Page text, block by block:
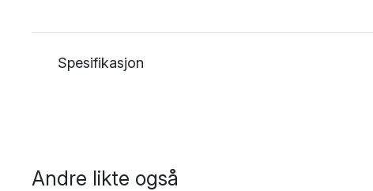
Spesifikasjon
Andre likte også